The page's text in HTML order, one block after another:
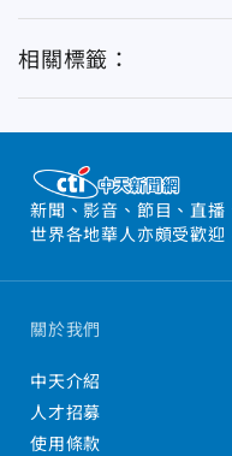
相關標籤：
新聞、影音、節目、直
世界各地華人亦頗受歡迎
關於我們
中天介紹
人才招募
使用條款